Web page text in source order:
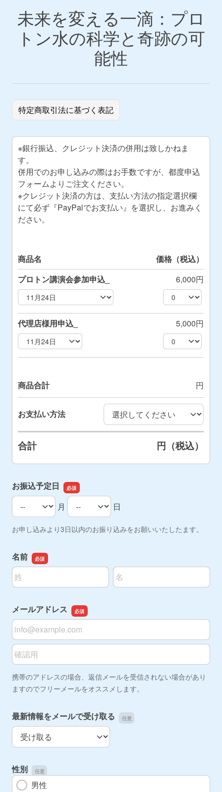
未来を変える一滴：プロ
トン水の科学と奇跡の可
能性
特定商取引法に基づく表記
※銀行振込、クレジット決済の併用は致しかねま
す。
併用でのお申し込みの際はお手数ですが、都度申込
フォームよりご注文ください。
※クレジット決済の方は、支払い方法の指定選択欄
にて必ず『PayPalでお支払い』を選択し、お進みく
ださい。
商品名
価格（税込）
プロトン講演会参加申込_
6,000円
代理店様用申込_ 5,000円
商品合計 円
お支払い方法
合計 円（税込）
お振込予定日
お振込予定日の月
月
お振込予定日の日 日
お申し込みより3日以内のお振り込みをお願いいたしたます。
名前
名前の姓
名前の名
メールアドレス
メールアドレス
メールアドレスの確認用
携帯のアドレスの場合、返信メールを受信されない場合があり
ますのでフリーメールをオススメします。
最新情報をメールで受け取る
最新情報をメールで受け取る
性別
男性